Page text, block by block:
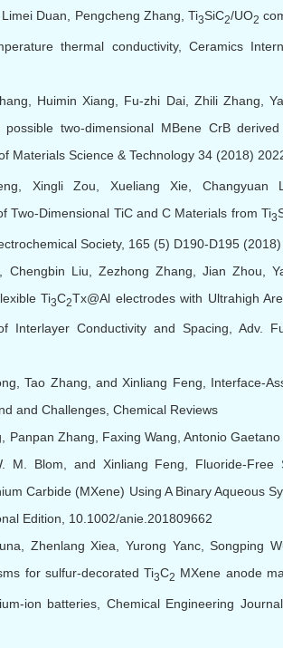
Duan, Pengcheng Zhang, Ti3SiC2/UO2
thermal conductivity, Ceramics
Huimin Xiang, Fu-zhi Dai, Zhili Zhang,
possible two-dimensional MBene CrB
of Materials Science & Technology 34 (2018)
Xingli Zou, Xueliang Xie, Changyuan
Two-Dimensional TiC and C Materials from Ti3
Society, 165 (5) D190-D195 (2018)
Chengbin Liu, Zezhong Zhang, Jian Zhou,
Ti3C2Tx@Al electrodes with Ultrahigh
Interlayer Conductivity and Spacing, Adv.
Tao Zhang, and Xinliang Feng, Interface-
and Challenges, Chemical Reviews
Panpan Zhang, Faxing Wang, Antonio
M. Blom, and Xinliang Feng, Fluoride-Free
Carbide (MXene) Using A Binary Aqueous
Edition, 10.1002/anie.201809662
Zhenlang Xiea, Yurong Yanc, Songping
for sulfur-decorated Ti3C2 MXene anode
ion batteries, Chemical Engineering